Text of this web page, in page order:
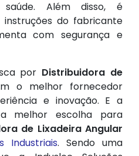
Além disso, é
instruções do fabricante
com segurança e
por Distribuidora de
o melhor fornecedor
e inovação. E a
melhor escolha para
de Lixadeira Angular
Industriais. Sendo uma